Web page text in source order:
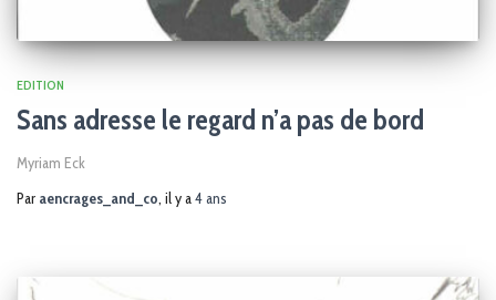
EDITION
Sans adresse le regard n’a pas de bord
Myriam Eck
Par aencrages_and_co, il y a4 ans